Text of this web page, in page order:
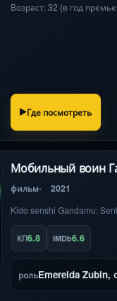
Возраст: 32 (в год
Где посмотреть
Мобильный воин
фильм 2021
Kido senshi Gandamu:
КП6.8 IMDb6.6
рольEmerelda Zubin,